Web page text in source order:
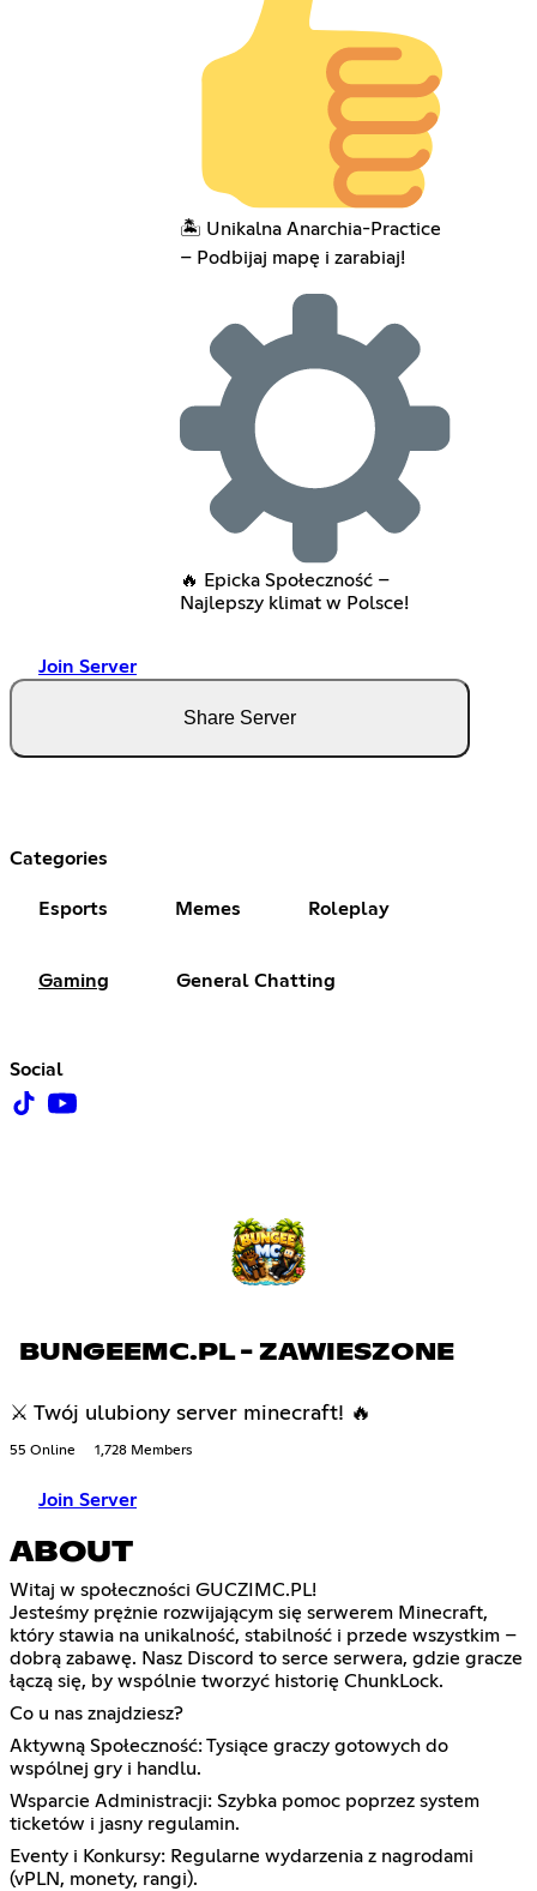
🏝️ Unikalna Anarchia-Practice
– Podbijaj mapę i zarabiaj!
🔥 Epicka Społeczność –
Najlepszy klimat w Polsce!
Join Server
Share Server
Categories
Esports Memes Roleplay
Gaming General Chatting
Social
BUNGEEMC.PL - ZAWIESZONE
⚔ Twój ulubiony server minecraft! 🔥
55 Online 1,728 Members
Join Server
ABOUT
Witaj w społeczności GUCZIMC.PL!
Jesteśmy prężnie rozwijającym się serwerem Minecraft,
który stawia na unikalność, stabilność i przede wszystkim –
dobrą zabawę. Nasz Discord to serce serwera, gdzie gracze
łączą się, by wspólnie tworzyć historię ChunkLock.
Co u nas znajdziesz?
Aktywną Społeczność: Tysiące graczy gotowych do
wspólnej gry i handlu.
Wsparcie Administracji: Szybka pomoc poprzez system
ticketów i jasny regulamin.
Eventy i Konkursy: Regularne wydarzenia z nagrodami
(vPLN, monety, rangi).